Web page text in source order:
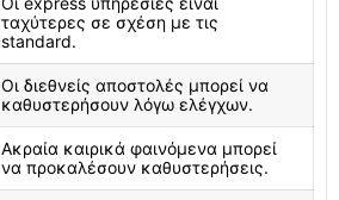
ταχύτερες σε σχέση με τις
standard.
Οι διεθνείς αποστολές μπορεί να
καθυστερήσουν λόγω ελέγχων.
Ακραία καιρικά φαινόμενα μπορεί
να προκαλέσουν καθυστερήσεις.